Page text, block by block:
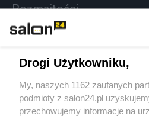
Rozmaitości
Sport
Społeczeństwo
Drogi Użytkowniku,
My, naszych 1162 zaufanych
podmioty z salon24.pl
przechowujemy informacje na